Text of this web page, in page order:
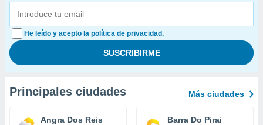
He leído y acepto la política de privacidad.
Principales ciudades Más ciudades
Angra Dos Reis Barra Do Pirai